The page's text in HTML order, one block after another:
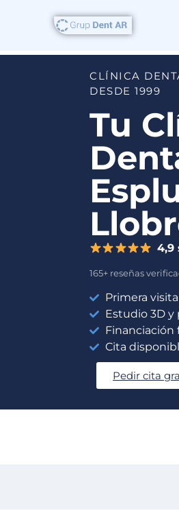
CLÍNICA
DESDE 1999
Tu
4,9
165+ reseñas
Primera
Estudio 3D y
Financiación
Cita
Pedir cita